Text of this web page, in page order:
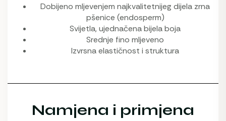
Dobijeno mljevenjem najkvalitetnijeg dijela zrna
pšenice (endosperm)
Svijetla, ujednačena bijela boja
Srednje fino mljeveno
Izvrsna elastičnost i struktura
Namjena i primjena